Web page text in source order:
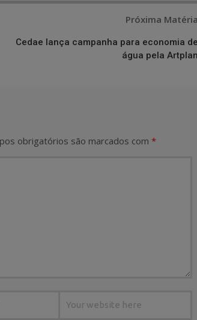
Próxima Matéria
Cedae lança campanha para economia de
água pela Artplan
obrigatórios são marcados com *